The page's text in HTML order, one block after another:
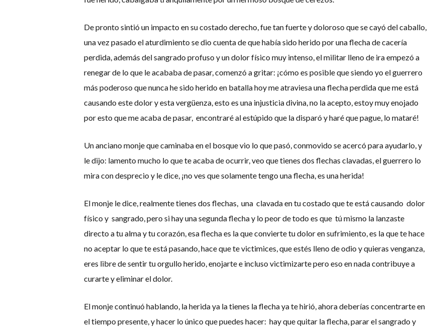
De pronto sintió un impacto en su costado derecho, fue tan fuerte y doloroso que se cayó del caballo,
una vez pasado el aturdimiento se dio cuenta de que había sido herido por una flecha de cacería
perdida, además del sangrado profuso y un dolor físico muy intenso, el militar lleno de ira empezó a
renegar de lo que le acababa de pasar, comenzó a gritar: ¡cómo es posible que siendo yo el guerrero
más poderoso que nunca he sido herido en batalla hoy me atraviesa una flecha perdida que me está
causando este dolor y esta vergüenza, esto es una injusticia divina, no la acepto, estoy muy enojado
por esto que me acaba de pasar, encontraré al estúpido que la disparó y haré que pague, lo mataré!
Un anciano monje que caminaba en el bosque vio lo que pasó, conmovido se acercó para ayudarlo, y
le dijo: lamento mucho lo que te acaba de ocurrir, veo que tienes dos flechas clavadas, el guerrero lo
mira con desprecio y le dice, ¡no ves que solamente tengo una flecha, es una herida!
El monje le dice, realmente tienes dos flechas, una clavada en tu costado que te está causando dolor
físico y sangrado, pero si hay una segunda flecha y lo peor de todo es que tú mismo la lanzaste
directo a tu alma y tu corazón, esa flecha es la que convierte tu dolor en sufrimiento, es la que te hace
no aceptar lo que te está pasando, hace que te victimices, que estés lleno de odio y quieras venganza,
eres libre de sentir tu orgullo herido, enojarte e incluso victimizarte pero eso en nada contribuye a
curarte y eliminar el dolor.
El monje continuó hablando, la herida ya la tienes la flecha ya te hirió, ahora deberías concentrarte en
el tiempo presente, y hacer lo único que puedes hacer: hay que quitar la flecha, parar el sangrado y